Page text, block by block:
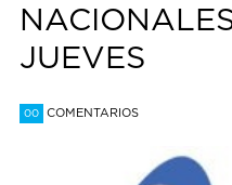
JUEVES
00 COMENTARIOS